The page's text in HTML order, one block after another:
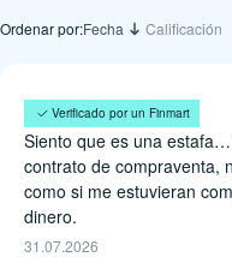
Ordenar por:Fecha Calificación
Carlos Bazán
Siento que es una
contrato de compraventa,
como si me estuvieran
dinero.
31.07.2026
Verificado por un Finmart